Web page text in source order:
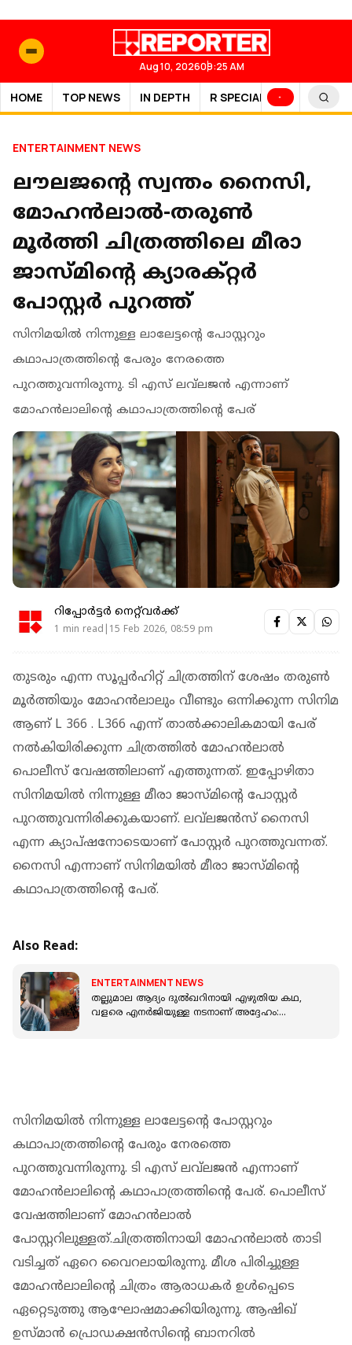
Aug 10, 202609:25 AM
HOME TOP NEWS IN DEPTH R SPECIAL SPORTS
ENTERTAINMENT NEWS
ലൗലജന്റെ സ്വന്തം നൈസി,
മോഹൻലാൽ-തരുൺ
മൂർത്തി ചിത്രത്തിലെ മീരാ
ജാസ്മിന്റെ ക്യാരക്റ്റർ
പോസ്റ്റർ പുറത്ത്
സിനിമയിൽ നിന്നുള്ള ലാലേട്ടന്റെ പോസ്റ്ററും
കഥാപാത്രത്തിന്റെ പേരും നേരത്തെ
പുറത്തുവന്നിരുന്നു. ടി എസ് ലവ്‌ലജൻ എന്നാണ്
മോഹൻലാലിന്റെ കഥാപാത്രത്തിന്റെ പേര്
റിപ്പോർട്ടർ നെറ്റ്‌വര്‍ക്ക്‌
1 min read|15 Feb 2026, 08:59 pm
തുടരും എന്ന സൂപ്പര്‍ഹിറ്റ് ചിത്രത്തിന് ശേഷം തരുണ്‍
മൂര്‍ത്തിയും മോഹന്‍ലാലും വീണ്ടും ഒന്നിക്കുന്ന സിനിമ
ആണ് L 366 . L366 എന്ന് താല്‍ക്കാലികമായി പേര്
നല്‍കിയിരിക്കുന്ന ചിത്രത്തില്‍ മോഹന്‍ലാല്‍
പൊലീസ് വേഷത്തിലാണ് എത്തുന്നത്. ഇപ്പോഴിതാ
സിനിമയിൽ നിന്നുള്ള മീരാ ജാസ്മിന്റെ പോസ്റ്റർ
പുറത്തുവന്നിരിക്കുകയാണ്. ലവ്‌ലജൻസ് നൈസി
എന്ന ക്യാപ്ഷനോടെയാണ് പോസ്റ്റർ പുറത്തുവന്നത്.
നൈസി എന്നാണ് സിനിമയിൽ മീരാ ജാസ്മിന്റെ
കഥാപാത്രത്തിന്റെ പേര്.
Also Read:
ENTERTAINMENT NEWS
തല്ലുമാല ആദ്യം ദുൽഖറിനായി എഴുതിയ കഥ,
വളരെ എനർജിയുള്ള നടനാണ് അദ്ദേഹം:
സിനിമയിൽ നിന്നുള്ള ലാലേട്ടന്റെ പോസ്റ്ററും
കഥാപാത്രത്തിന്റെ പേരും നേരത്തെ
പുറത്തുവന്നിരുന്നു. ടി എസ് ലവ്‌ലജൻ എന്നാണ്
മോഹൻലാലിന്റെ കഥാപാത്രത്തിന്റെ പേര്. പൊലീസ്
വേഷത്തിലാണ് മോഹൻലാൽ
പോസ്റ്ററിലുള്ളത്.ചിത്രത്തിനായി മോഹൻലാൽ താടി
വടിച്ചത് ഏറെ വൈറലായിരുന്നു. മീശ പിരിച്ചുള്ള
മോഹൻലാലിന്റെ ചിത്രം ആരാധകർ ഉൾപ്പെടെ
ഏറ്റെടുത്തു ആഘോഷമാക്കിയിരുന്നു. ആഷിഖ്
ഉസ്മാന്‍ പ്രൊഡക്ഷന്‍സിന്റെ ബാനറില്‍